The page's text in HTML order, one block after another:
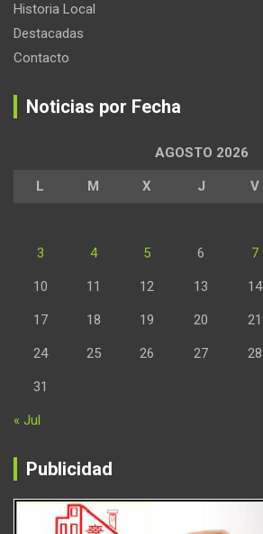
Historia Local
Destacadas
Contacto
Noticias por Fecha
AGOSTO 2026
L M X J V
3 4 5 6 7
10 11 12 13 14
17 18 19 20 21
24 25 26 27 28
31
« Jul
Publicidad